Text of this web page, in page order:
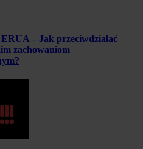
– Jak przeciwdziałać
zachowaniom